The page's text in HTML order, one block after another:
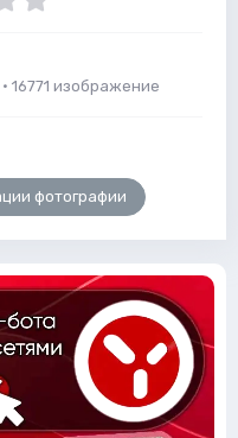
· 16771 изображение
фотографии